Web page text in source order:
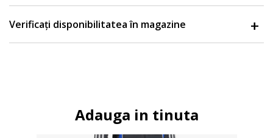
Verificați disponibilitatea în magazine
Adauga in tinuta